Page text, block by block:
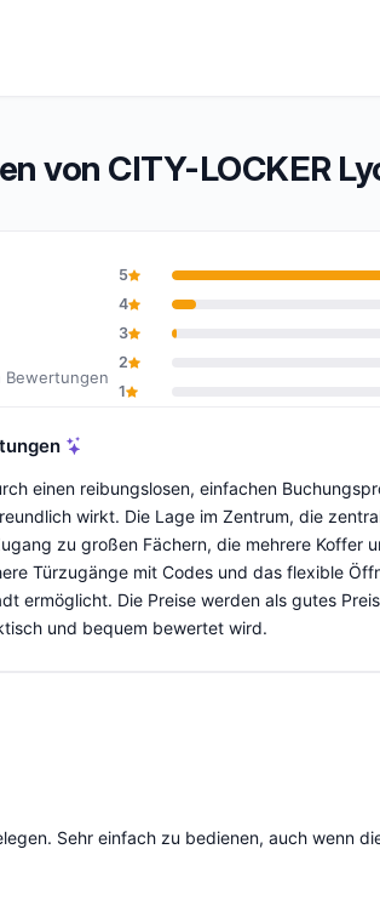
von CITY-LOCKER
9,9 von 10
Bewertungen
5
4
3
2
1
einen reibungslosen, einfachen
wirkt. Die Lage im Zentrum, die
zu großen Fächern, die mehrere Koffer
Türzugänge mit Codes und das flexible
ermöglicht. Die Preise werden als gutes
und bequem bewertet wird.
Sehr einfach zu bedienen, auch wenn